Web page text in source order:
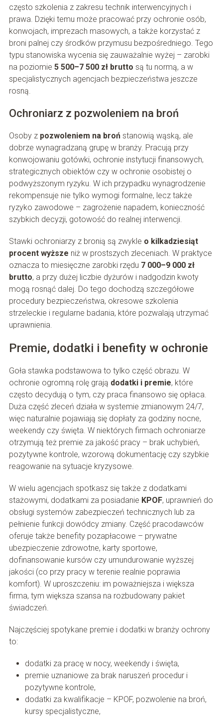
często szkolenia z zakresu technik interwencyjnych i
prawa. Dzięki temu może pracować przy ochronie osób,
konwojach, imprezach masowych, a także korzystać z
broni palnej czy środków przymusu bezpośredniego. Tego
typu stanowiska wycenia się zauważalnie wyżej – zarobki
na poziomie 5 500–7 500 zł brutto są tu normą, a w
specjalistycznych agencjach bezpieczeństwa jeszcze
rosną.
Ochroniarz z pozwoleniem na broń
Osoby z pozwoleniem na broństanowią wąską, ale
dobrze wynagradzaną grupę w branży. Pracują przy
konwojowaniu gotówki, ochronie instytucji finansowych,
strategicznych obiektów czy w ochronie osobistej o
podwyższonym ryzyku. W ich przypadku wynagrodzenie
rekompensuje nie tylko wymogi formalne, lecz także
ryzyko zawodowe – zagrożenie napadem, konieczność
szybkich decyzji, gotowość do realnej interwencji.
Stawki ochroniarzy z bronią są zwykle o kilkadziesiąt
procent wyższe niż w prostszych zleceniach. W praktyce
oznacza to miesięczne zarobki rzędu 7 000–9 000 zł
brutto, a przy dużej liczbie dyżurów i nadgodzin kwoty
mogą rosnąć dalej. Do tego dochodzą szczegółowe
procedury bezpieczeństwa, okresowe szkolenia
strzeleckie i regularne badania, które pozwalają utrzymać
uprawnienia.
Premie, dodatki i benefity w ochronie
Goła stawka podstawowa to tylko część obrazu. W
ochronie ogromną rolę grają dodatki i premie, które
często decydują o tym, czy praca finansowo się opłaca.
Duża część zleceń działa w systemie zmianowym 24/7,
więc naturalnie pojawiają się dopłaty za godziny nocne,
weekendy czy święta. W niektórych firmach ochroniarze
otrzymują też premie za jakość pracy – brak uchybień,
pozytywne kontrole, wzorową dokumentację czy szybkie
reagowanie na sytuacje kryzysowe.
W wielu agencjach spotkasz się także z dodatkami
stażowymi, dodatkami za posiadanie KPOF, uprawnień do
obsługi systemów zabezpieczeń technicznych lub za
pełnienie funkcji dowódcy zmiany. Część pracodawców
oferuje także benefity pozapłacowe – prywatne
ubezpieczenie zdrowotne, karty sportowe,
dofinansowanie kursów czy umundurowanie wyższej
jakości (co przy pracy w terenie realnie poprawia
komfort). W uproszczeniu: im poważniejsza i większa
firma, tym większa szansa na rozbudowany pakiet
świadczeń.
Najczęściej spotykane premie i dodatki w branży ochrony
to:
dodatki za pracę w nocy, weekendy i święta,
premie uznaniowe za brak naruszeń procedur i
pozytywne kontrole,
dodatki za kwalifikacje – KPOF, pozwolenie na broń,
kursy specjalistyczne,